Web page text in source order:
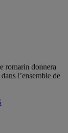
romarin donnera
l’ensemble de